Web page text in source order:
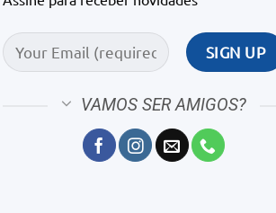
VAMOS SER AMIGOS?